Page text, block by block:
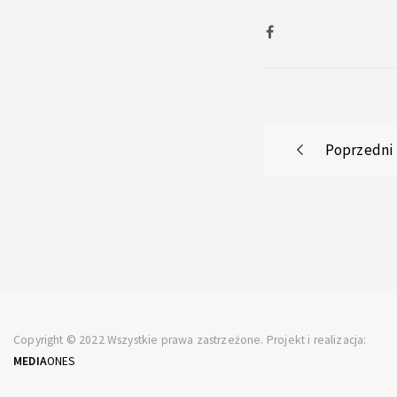
PostPoprzedni
Copyright © 2022 Wszystkie prawa zastrzeżone. Projekt i realizacja:
MEDIAONES